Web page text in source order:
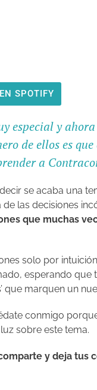
SPOTIFY
especial y
de ellos es
a
se acaba una
de las decisiones
que muchas
solo por
esperando
que marquen un
conmigo
sobre este tema.
y deja tus